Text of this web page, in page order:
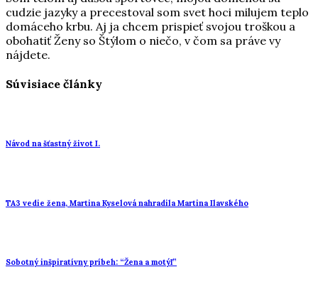
cudzie jazyky a precestoval som svet hoci milujem teplo
domáceho krbu. Aj ja chcem prispieť svojou troškou a
obohatiť Ženy so Štýlom o niečo, v čom sa práve vy
nájdete.
Súvisiace články
Návod na šťastný život I.
TA3 vedie žena, Martina Kyselová nahradila Martina Ilavského
Sobotný inšpiratívny príbeh: “Žena a motýľ”